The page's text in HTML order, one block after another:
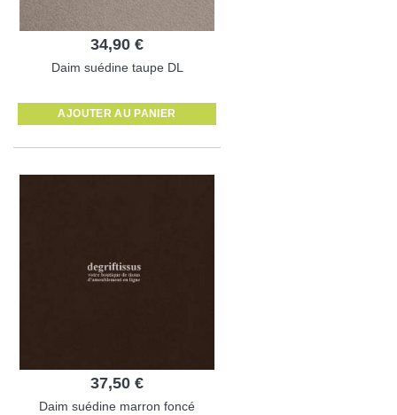
34,90 €
Daim suédine taupe DL
AJOUTER AU PANIER
37,50 €
Daim suédine marron foncé